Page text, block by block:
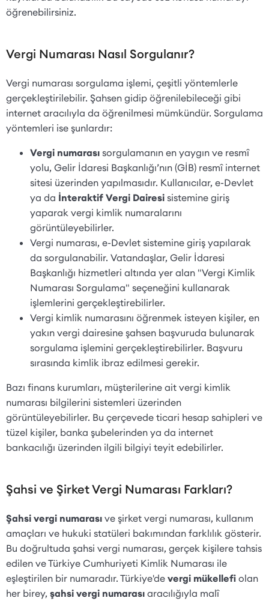
öğrenebilirsiniz.
Vergi Numarası Nasıl Sorgulanır?
Vergi numarası sorgulama işlemi, çeşitli yöntemlerle
gerçekleştirilebilir. Şahsen gidip öğrenilebileceği gibi
internet aracılıyla da öğrenilmesi mümkündür. Sorgulama
yöntemleri ise şunlardır:
Vergi numarası sorgulamanın en yaygın ve resmî
yolu, Gelir İdaresi Başkanlığı’nın (GİB) resmî internet
sitesi üzerinden yapılmasıdır. Kullanıcılar, e-Devlet
ya da İnteraktif Vergi Dairesi sistemine giriş
yaparak vergi kimlik numaralarını
görüntüleyebilirler.
Vergi numarası, e-Devlet sistemine giriş yapılarak
da sorgulanabilir. Vatandaşlar, Gelir İdaresi
Başkanlığı hizmetleri altında yer alan "Vergi Kimlik
Numarası Sorgulama" seçeneğini kullanarak
işlemlerini gerçekleştirebilirler.
Vergi kimlik numarasını öğrenmek isteyen kişiler, en
yakın vergi dairesine şahsen başvuruda bulunarak
sorgulama işlemini gerçekleştirebilirler. Başvuru
sırasında kimlik ibraz edilmesi gerekir.
Bazı finans kurumları, müşterilerine ait vergi kimlik
numarası bilgilerini sistemleri üzerinden
görüntüleyebilirler. Bu çerçevede ticari hesap sahipleri ve
tüzel kişiler, banka şubelerinden ya da internet
bankacılığı üzerinden ilgili bilgiyi teyit edebilirler.
Şahsi ve Şirket Vergi Numarası Farkları?
Şahsi vergi numarası ve şirket vergi numarası, kullanım
amaçları ve hukuki statüleri bakımından farklılık gösterir.
Bu doğrultuda şahsi vergi numarası, gerçek kişilere tahsis
edilen ve Türkiye Cumhuriyeti Kimlik Numarası ile
eşleştirilen bir numaradır. Türkiye'de vergi mükellefi olan
her birey, şahsi vergi numarası aracılığıyla malî